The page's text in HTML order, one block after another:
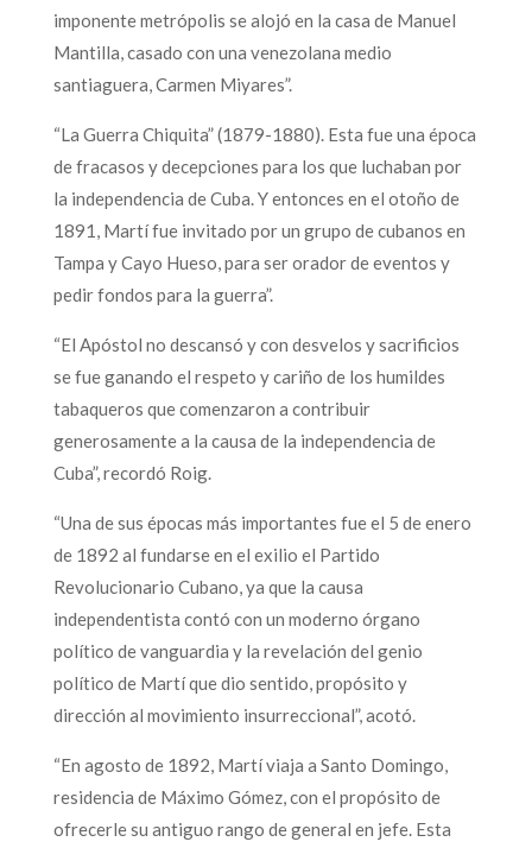
imponente metrópolis se alojó en la casa de Manuel
Mantilla, casado con una venezolana medio
santiaguera, Carmen Miyares”.
“La Guerra Chiquita” (1879-1880). Esta fue una época
de fracasos y decepciones para los que luchaban por
la independencia de Cuba. Y entonces en el otoño de
1891, Martí fue invitado por un grupo de cubanos en
Tampa y Cayo Hueso, para ser orador de eventos y
pedir fondos para la guerra”.
“El Apóstol no descansó y con desvelos y sacrificios
se fue ganando el respeto y cariño de los humildes
tabaqueros que comenzaron a contribuir
generosamente a la causa de la independencia de
Cuba”, recordó Roig.
“Una de sus épocas más importantes fue el 5 de enero
de 1892 al fundarse en el exilio el Partido
Revolucionario Cubano, ya que la causa
independentista contó con un moderno órgano
político de vanguardia y la revelación del genio
político de Martí que dio sentido, propósito y
dirección al movimiento insurreccional”, acotó.
“En agosto de 1892, Martí viaja a Santo Domingo,
residencia de Máximo Gómez, con el propósito de
ofrecerle su antiguo rango de general en jefe. Esta